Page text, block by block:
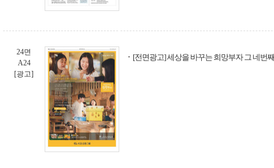
24면
A24
[광고]
[전면광고] 세상을 바꾸는 희망부자 그 네번